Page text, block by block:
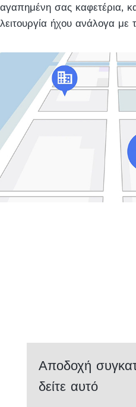
αγαπημένη σας καφετέρια,
λειτουργία ήχου ανάλογα με
Αποδοχή
δείτε αυτό